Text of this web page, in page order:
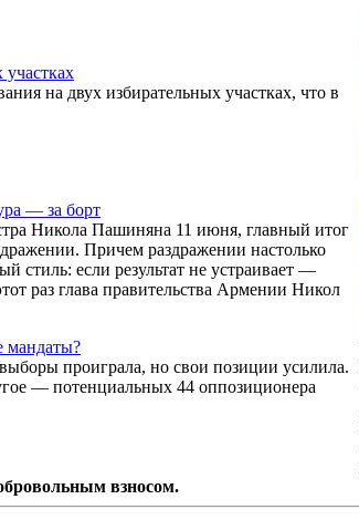
на двух избирательных участках, что в
— за борт
Никола Пашиняна 11 июня, главный итог
Причем раздражении настолько
стиль: если результат не устраивает —
раз глава правительства Армении Никол
мандаты?
проиграла, но свои позиции усилила.
— потенциальных 44 оппозиционера
взносом.